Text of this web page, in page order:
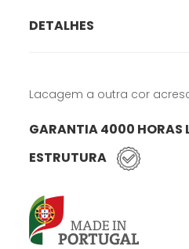
DETALHES
Lacagem a outra cor
GARANTIA 4000 HORAS
ESTRUTURA